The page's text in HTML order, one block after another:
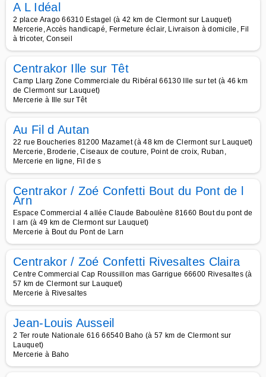
A L Idéal
2 place Arago 66310 Estagel (à 42 km de Clermont sur Lauquet)
Mercerie, Accès handicapé, Fermeture éclair, Livraison à domicile, Fil
à tricoter, Conseil
Centrakor Ille sur Têt
Camp Llarg Zone Commerciale du Ribéral 66130 Ille sur tet (à 46 km
de Clermont sur Lauquet)
Mercerie à Ille sur Têt
Au Fil d Autan
22 rue Boucheries 81200 Mazamet (à 48 km de Clermont sur Lauquet)
Mercerie, Broderie, Ciseaux de couture, Point de croix, Ruban,
Mercerie en ligne, Fil de s
Centrakor / Zoé Confetti Bout du Pont de l
Arn
Espace Commercial 4 allée Claude Baboulène 81660 Bout du pont de
l arn (à 49 km de Clermont sur Lauquet)
Mercerie à Bout du Pont de Larn
Centrakor / Zoé Confetti Rivesaltes Claira
Centre Commercial Cap Roussillon mas Garrigue 66600 Rivesaltes (à
57 km de Clermont sur Lauquet)
Mercerie à Rivesaltes
Jean-Louis Ausseil
2 Ter route Nationale 616 66540 Baho (à 57 km de Clermont sur
Lauquet)
Mercerie à Baho